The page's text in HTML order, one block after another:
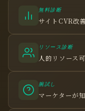
無料診断
サイトCVR改
リソース診断
人的リソース
腕試し
マーケターが